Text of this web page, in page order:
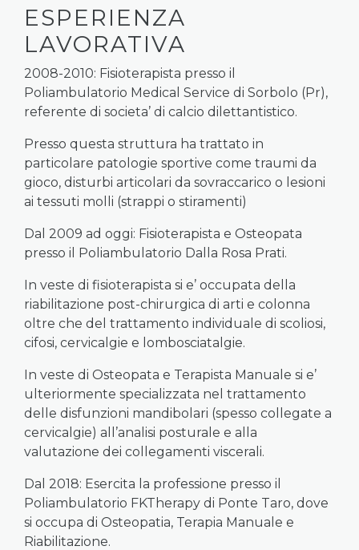
ESPERIENZA
LAVORATIVA
2008-2010: Fisioterapista presso il
Poliambulatorio Medical Service di Sorbolo (Pr),
referente di societa’ di calcio dilettantistico.
Presso questa struttura ha trattato in
particolare patologie sportive come traumi da
gioco, disturbi articolari da sovraccarico o lesioni
ai tessuti molli (strappi o stiramenti)
Dal 2009 ad oggi: Fisioterapista e Osteopata
presso il Poliambulatorio Dalla Rosa Prati.
In veste di fisioterapista si e’ occupata della
riabilitazione post-chirurgica di arti e colonna
oltre che del trattamento individuale di scoliosi,
cifosi, cervicalgie e lombosciatalgie.
In veste di Osteopata e Terapista Manuale si e’
ulteriormente specializzata nel trattamento
delle disfunzioni mandibolari (spesso collegate a
cervicalgie) all’analisi posturale e alla
valutazione dei collegamenti viscerali.
Dal 2018: Esercita la professione presso il
Poliambulatorio FKTherapy di Ponte Taro, dove
si occupa di Osteopatia, Terapia Manuale e
Riabilitazione.